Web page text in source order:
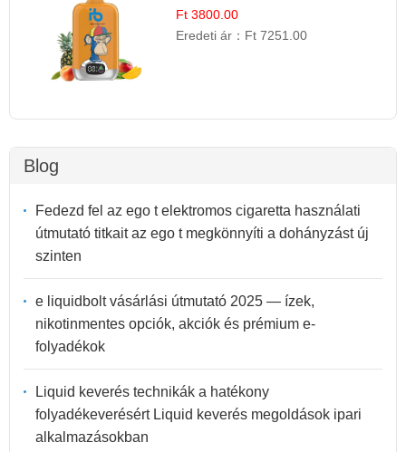
Gyümölcs Íz
Ft 3800.00
Eredeti ár： Ft 7251.00
Blog
Fedezd fel az ego t elektromos cigaretta használati
útmutató titkait az ego t megkönnyíti a dohányzást új
szinten
e liquidbolt vásárlási útmutató 2025 — ízek,
nikotinmentes opciók, akciók és prémium e-
folyadékok
Liquid keverés technikák a hatékony
folyadékeverésért Liquid keverés megoldások ipari
alkalmazásokban